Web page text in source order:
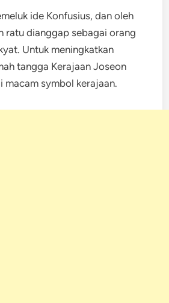
ide Konfusius, dan oleh
ratu dianggap sebagai orang
Untuk meningkatkan
tangga Kerajaan Joseon
macam symbol kerajaan.